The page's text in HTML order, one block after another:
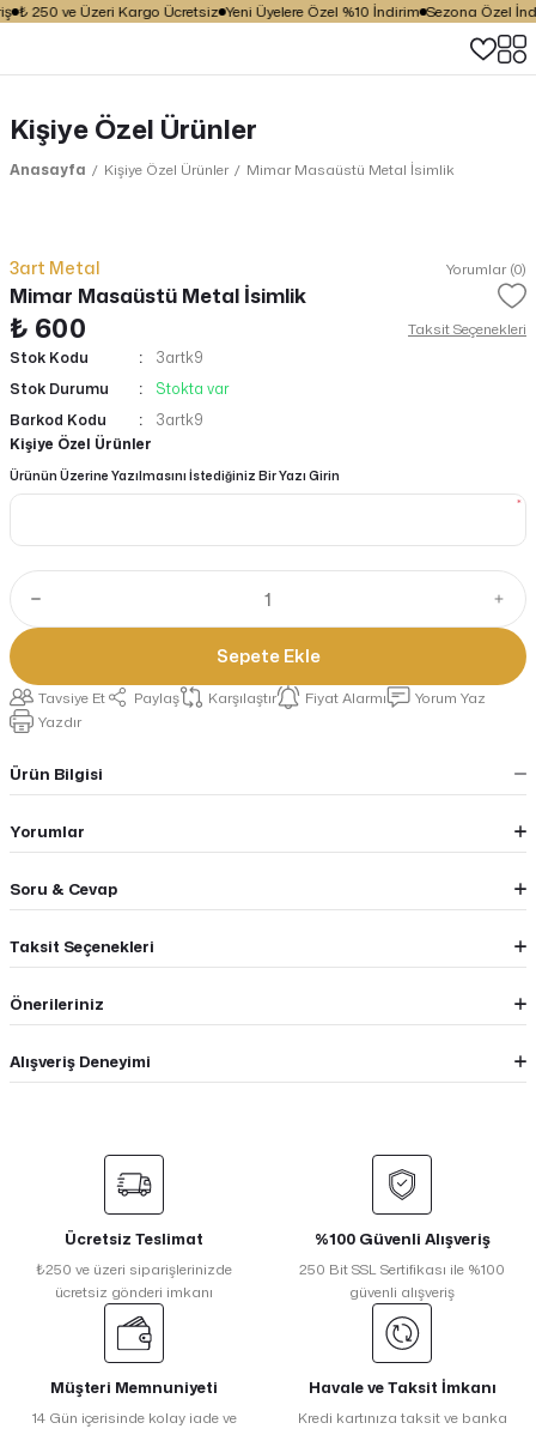
₺ 250 ve Üzeri Kargo Ücretsiz Yeni Üyelere Özel %10 İndirim Sezona Özel
Kişiye Özel Ürünler
Anasayfa Kişiye Özel Ürünler Mimar Masaüstü Metal İsimlik
3art Metal Yorumlar (0)
Mimar Masaüstü Metal İsimlik
₺ 600
Taksit Seçenekleri
Stok Kodu
3artk9
Stok Durumu
Stokta var
Barkod Kodu
3artk9
Kişiye Özel Ürünler
Ürünün Üzerine Yazılmasını İstediğiniz Bir Yazı Girin
*
Sepete Ekle
Tavsiye Et Paylaş Karşılaştır Fiyat Alarmı
Yorum Yaz
Yazdır
Ürün Bilgisi
Yorumlar
Soru & Cevap
Taksit Seçenekleri
Önerileriniz
Alışveriş Deneyimi
Ücretsiz Teslimat
₺250 ve üzeri siparişlerinizde
ücretsiz gönderi imkanı
%100 Güvenli Alışveriş
250 Bit SSL Sertifikası ile %100
güvenli alışveriş
Müşteri Memnuniyeti
14 Gün içerisinde kolay iade ve
Havale ve Taksit İmkanı
Kredi kartınıza taksit ve banka